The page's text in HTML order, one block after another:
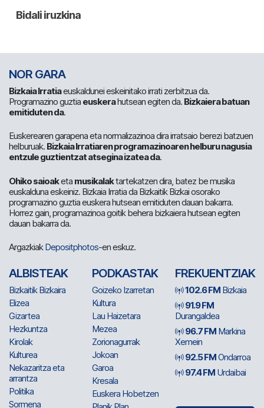
NOR GARA
Bizkaia Irratiaeuskaldunei eskeinitako irrati zerbitzua da.
Programazino guztia euskerahutsean egiten da. Bizkaiera batuan
emitiduten da.
Euskerearen garapena eta normalizazinoa dira irratsaio berezi batzuen
helburuak. Bizkaia Irratiaren programazinoaren helburu nagusia
entzule guztientzat atsegina izatea da.
Ohiko saioaketa musikalaktartekatzen dira, batez be musika
euskalduna eskeiniz. Bizkaia Irratia da Bizkaitik Bizkai osorako
programazino guztia euskera hutsean emitiduten dauan bakarra.
Horrez gain, programazinoa goitik behera bizkaiera hutsean egiten
dauan bakarra da.
ArgazkiakDepositphotos-en eskuz.
ALBISTEAK
Bizkaitik Bizkaira
Elizea
Gizartea
Hezkuntza
Kirolak
Kulturea
Nekazaritza eta
arrantza
Politika
Sormena
PODKASTAK
Goizeko Izarretan
Kultura
Lau Haizetara
Mezea
Zorionagurrak
Jokoan
Garoa
Kresala
Euskera Hobetzen
FREKUENTZIAK
102.6 FM Bizkaia
91.9 FM
Durangaldea
96.7 FM Markina
Xemein
92.5 FMOndarroa
97.4 FM Urdaibai